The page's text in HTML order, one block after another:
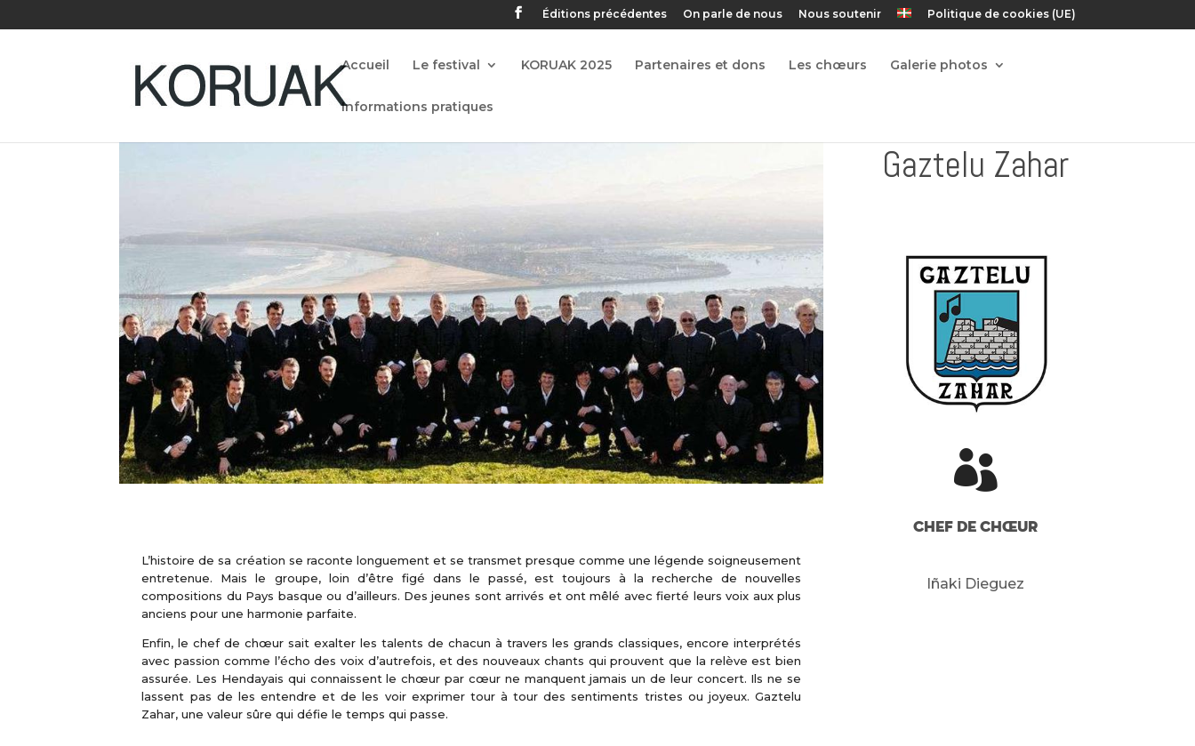
Éditions précédentes On parle de nous Nous soutenir Politique de cookies (UE)
Accueil Le festival KORUAK 2025 Partenaires et dons Les chœurs Galerie photos
Informations pratiques
L’histoire de sa création se raconte longuement et se transmet presque comme une légende soigneusement
entretenue. Mais le groupe, loin d’être figé dans le passé, est toujours à la recherche de nouvelles
compositions du Pays basque ou d’ailleurs. Des jeunes sont arrivés et ont mêlé avec fierté leurs voix aux plus
anciens pour une harmonie parfaite.
Enfin, le chef de chœur sait exalter les talents de chacun à travers les grands classiques, encore interprétés
avec passion comme l’écho des voix d’autrefois, et des nouveaux chants qui prouvent que la relève est bien
assurée. Les Hendayais qui connaissent le chœur par cœur ne manquent jamais un de leur concert. Ils ne se
lassent pas de les entendre et de les voir exprimer tour à tour des sentiments tristes ou joyeux. Gaztelu
Zahar, une valeur sûre qui défie le temps qui passe.
Gaztelu Zahar

Chef de Chœur
Iñaki Dieguez